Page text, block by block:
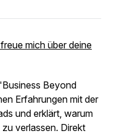
mich über deine
Beyond
Erfahrungen mit der
und erklärt, warum
verlassen. Direkt